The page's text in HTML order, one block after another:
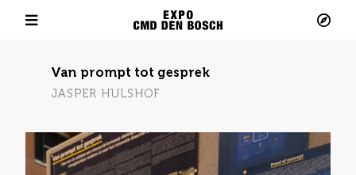
Van prompt tot gesprek
JASPER HULSHOF